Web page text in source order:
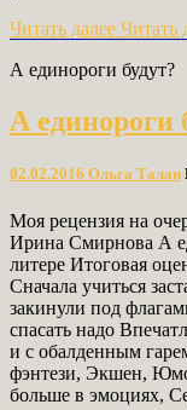
Читать далее Читать
А единороги будут?
А единороги
02.02.2016 Ольга Талан
Моя рецензия на
Ирина Смирнова А
литере Итоговая
Сначала учиться
закинули под
спасать надо
и с обалденным
фэнтези, Экшен,
больше в эмоциях,